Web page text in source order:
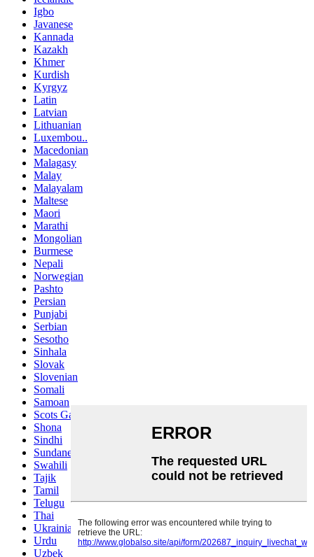
Igbo
Javanese
Kannada
Kazakh
Khmer
Kurdish
Kyrgyz
Latin
Latvian
Lithuanian
Luxembou..
Macedonian
Malagasy
Malay
Malayalam
Maltese
Maori
Marathi
Mongolian
Burmese
Nepali
Norwegian
Pashto
Persian
Punjabi
Serbian
Sesotho
Sinhala
Slovak
Slovenian
Somali
Samoan
Scots Gaelic
Shona
Sindhi
Sundanese
Swahili
Tajik
Tamil
Telugu
Thai
Ukrainian
Urdu
Uzbek